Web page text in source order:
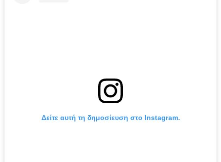
Δείτε αυτή τη δημοσίευση στο Instagram.